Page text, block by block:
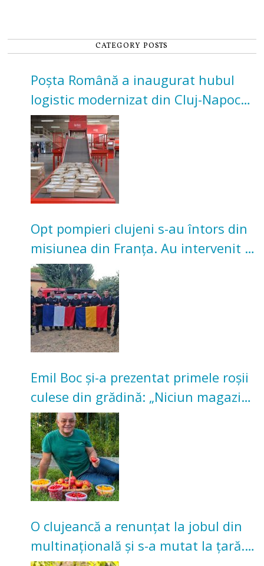
CATEGORY POSTS
Poșta Română a inaugurat hubul
logistic modernizat din Cluj-Napoca.
Investiție de 3 milioane de euro
Opt pompieri clujeni s-au întors din
misiunea din Franța. Au intervenit la
incendii de vegetație și pădure
Emil Boc și-a prezentat primele roșii
culese din grădină: „Niciun magazin
nu poate oferi această satisfacție”
O clujeancă a renunțat la jobul din
multinațională și s-a mutat la țară.